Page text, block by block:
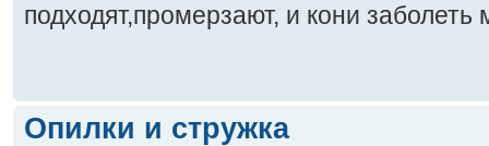
подходят,промерзают, и кони заболеть
Опилки и стружка